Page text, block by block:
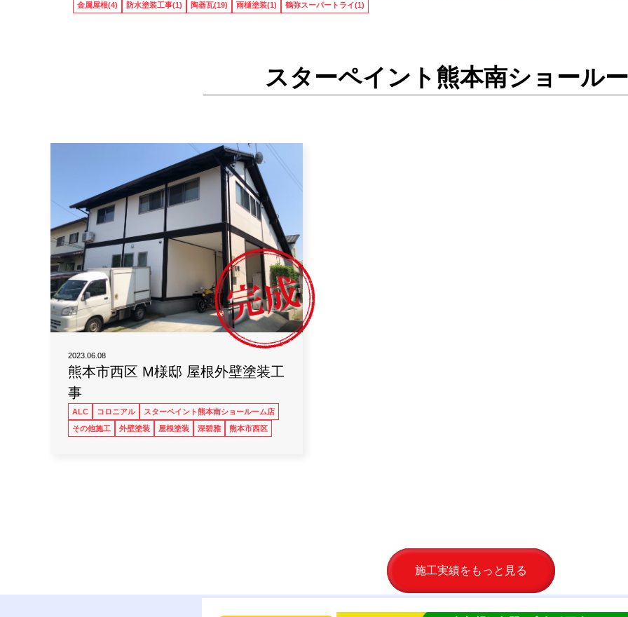
金属屋根(4)
防水塗装工事(1) 陶器瓦(19) 雨樋塗装(1) 鶴弥スーパートライ(1)
スターペイント熊本南ショール
2023.06.08
熊本市西区 M様邸 屋根外壁塗装工
事
ALC コロニアル
スターペイント熊本南ショールーム店
その他施工
外壁塗装 屋根塗装 深碧雅 熊本市西区
施工実績をもっと見る